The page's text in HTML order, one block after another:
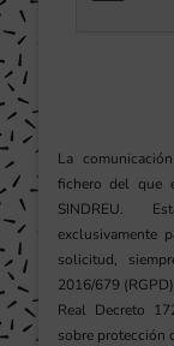
La
fichero del que
SINDREU.
exclusivamente
solicitud,
2016/679
Real Decreto
sobre protección